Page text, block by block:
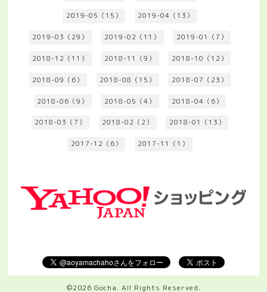
2019-05（15） 2019-04（13）
2019-03（29） 2019-02（11） 2019-01（7）
2018-12（11） 2018-11（9） 2018-10（12）
2018-09（6） 2018-08（15） 2018-07（23）
2018-06（9） 2018-05（4） 2018-04（6）
2018-03（7） 2018-02（2） 2018-01（13）
2017-12（6） 2017-11（1）
©2026 Gocha. All Rights Reserved.